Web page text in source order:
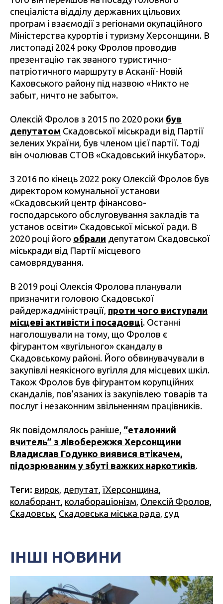
спеціаліста відділу державних цільових
програм і взаємодії з регіонами окупаційного
Міністерства курортів і туризму Херсонщини. В
листопаді 2024 року Фролов проводив
презентацію так званого туристично-
патріотичного маршруту в Асканії-Новій
Каховського району під назвою «Никто не
забыт, ничто не забыто».
Олексій Фролов з 2015 по 2020 роки був
депутатом Скадовської міськради від Партії
зелених України, був членом цієї партії. Тоді
він очолював СТОВ «Скадовський інкубатор».
З 2016 по кінець 2022 року Олексій Фролов був
директором комунальної установи
«Скадовський центр фінансово-
господарського обслуговування закладів та
установ освіти» Скадовської міської ради. В
2020 році його обрали депутатом Скадовської
міськради від Партії місцевого
самоврядування.
В 2019 році Олексія Фролова планували
призначити головою Скадовської
райдержадміністрації, проти чого виступали
місцеві активісти і посадовці. Останні
наголошували на тому, що Фролов є
фігурантом «вугільного» скандалу в
Скадовському районі. Його обвинувачували в
закупівлі неякісного вугілля для місцевих шкіл.
Також Фролов був фігурантом корупційних
скандалів, пов’язаних із закупівлею товарів та
послуг і незаконним звільненням працівників.
Як повідомлялось раніше, “еталонний
вчитель” з лівобережжя Херсонщини
Владислав Годунко виявися втікачем,
підозрюваним у збуті важких наркотиків.
Теги: вирок, депутат, їХерсонщина,
колаборант, колабораціонізм, Олексій Фролов,
Скадовськ, Скадовська міська рада, суд
ІНШІ НОВИНИ